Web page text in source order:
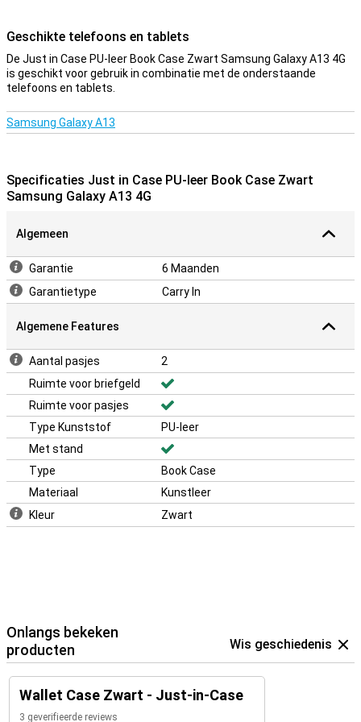
Geschikte telefoons en tablets
De Just in Case PU-leer Book Case Zwart Samsung Galaxy A13 4G
is geschikt voor gebruik in combinatie met de onderstaande
telefoons en tablets.
Samsung Galaxy A13
Specificaties Just in Case PU-leer Book Case Zwart
Samsung Galaxy A13 4G
Algemeen
Garantie
6 Maanden
Garantietype
Carry In
Algemene Features
Aantal pasjes
2
Ruimte voor briefgeld
Ruimte voor pasjes
Type Kunststof
PU-leer
Met stand
Type
Book Case
Materiaal
Kunstleer
Kleur
Zwart
Onlangs bekeken
producten
Wis geschiedenis
Wallet Case Zwart - Just-in-Case
3 geverifieerde reviews